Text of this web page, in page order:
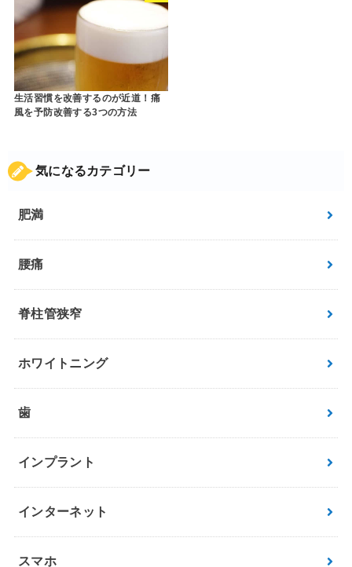
生活習慣を改善するのが近道！痛
風を予防改善する3つの方法
気になるカテゴリー
肥満
腰痛
脊柱管狭窄
ホワイトニング
歯
インプラント
インターネット
スマホ